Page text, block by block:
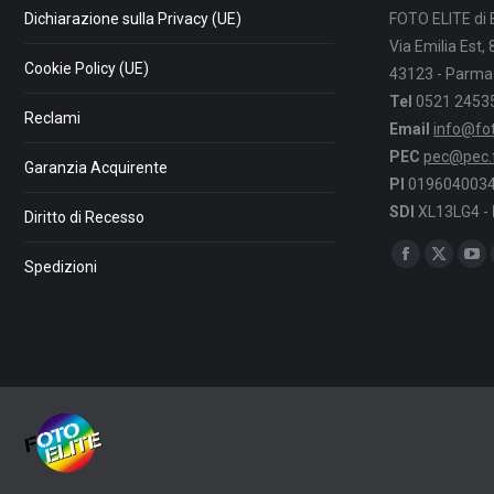
Dichiarazione sulla Privacy (UE)
Cookie Policy (UE)
Reclami
Garanzia Acquirente
Diritto di Recesso
Spedizioni
FOTO ELITE
Via Emilia Est,
43123 - Parma
Tel 0521
Email
PEC
PI
SDI XL13LG4 -
Find us on:
Facebook
X